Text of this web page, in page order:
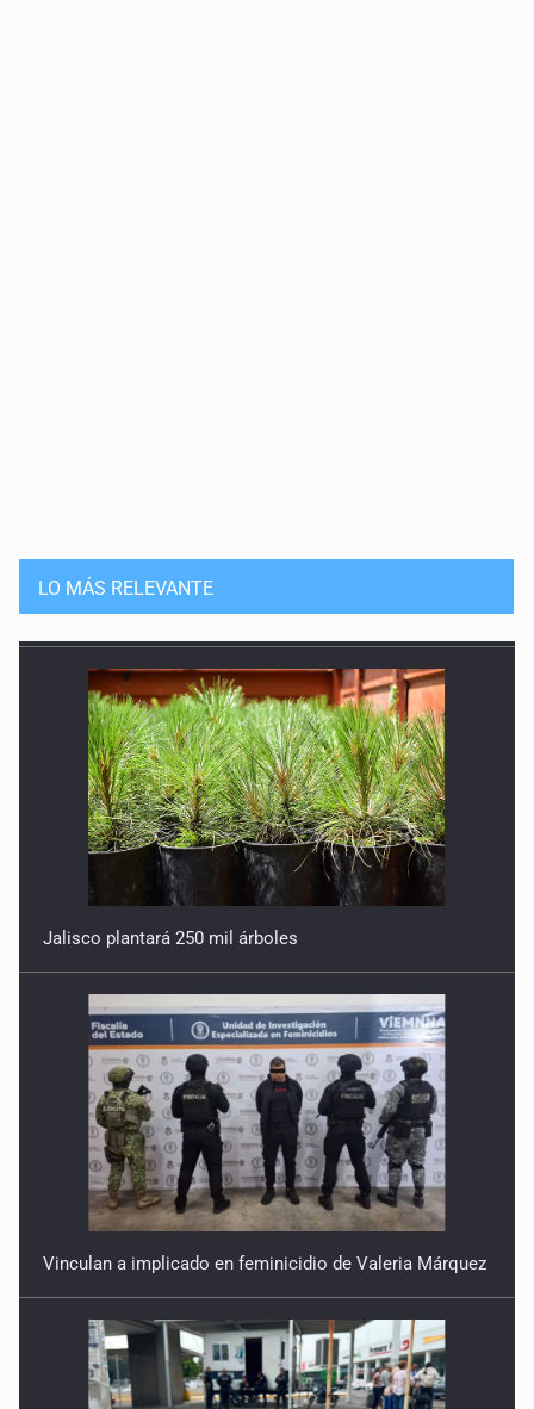
LO MÁS RELEVANTE
Jalisco plantará 250 mil árboles
Vinculan a implicado en feminicidio de Valeria Márquez